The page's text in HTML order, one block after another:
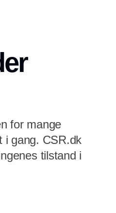
for mange
i gang. CSR.dk
tilstand i